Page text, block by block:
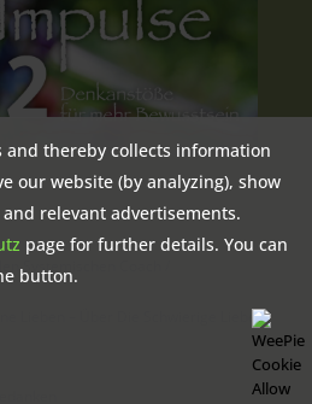
Systemischen Coach /
Lieben – Über Die Schwierige Liebe
and thereby collects information
our website (by analyzing), show
relevant advertisements.
page for further details. You can
button.